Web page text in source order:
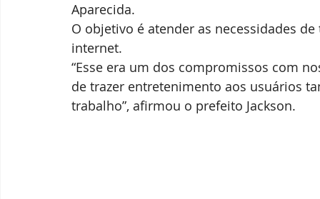
Aparecida.
O objetivo é atender as necessidades
internet.
“Esse era um dos compromissos com
de trazer entretenimento aos usuários
trabalho”, afirmou o prefeito Jackson.